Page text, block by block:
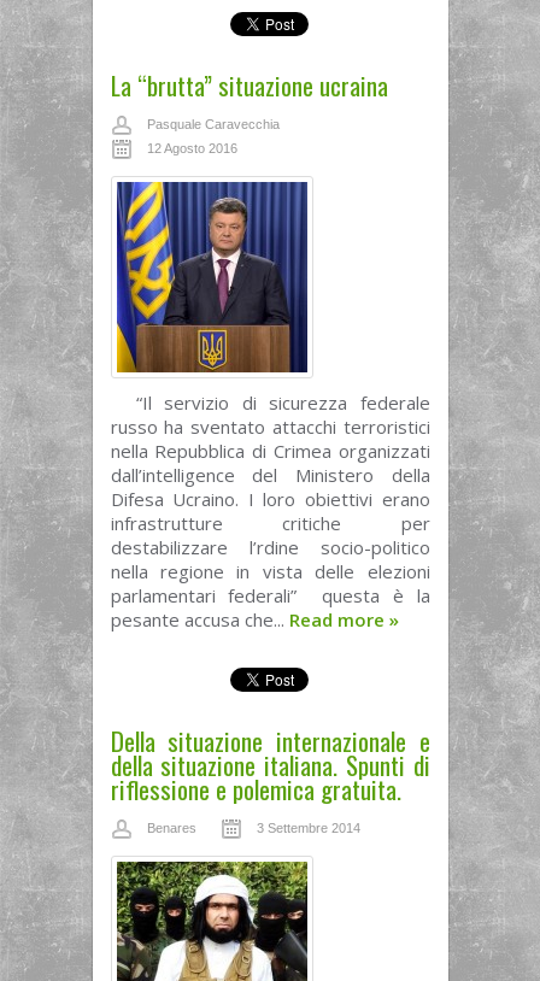
La “brutta” situazione ucraina
Pasquale Caravecchia
12 Agosto 2016
“Il servizio di sicurezza federale
russo ha sventato attacchi terroristici
nella Repubblica di Crimea organizzati
dall’intelligence del Ministero della
Difesa Ucraino. I loro obiettivi erano
infrastrutture critiche per
destabilizzare l’rdine socio-politico
nella regione in vista delle elezioni
parlamentari federali” questa è la
pesante accusa che... Read more »
Della situazione internazionale e
della situazione italiana. Spunti di
riflessione e polemica gratuita.
Benares 3 Settembre 2014